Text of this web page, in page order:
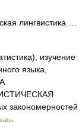
лингвистика …
изучение
языка,
закономерностей